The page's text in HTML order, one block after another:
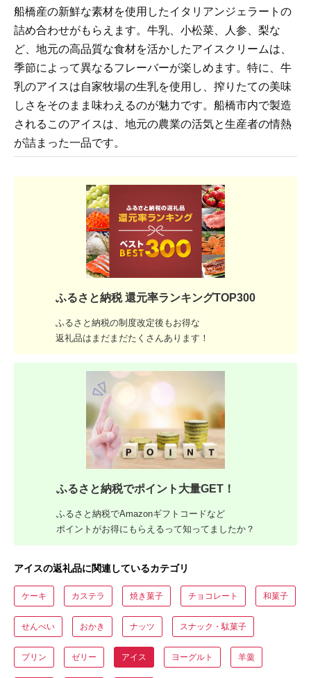
船橋産の新鮮な素材を使用したイタリアンジェラートの
詰め合わせがもらえます。牛乳、小松菜、人参、梨な
ど、地元の高品質な食材を活かしたアイスクリームは、
季節によって異なるフレーバーが楽しめます。特に、牛
乳のアイスは自家牧場の生乳を使用し、搾りたての美味
しさをそのまま味わえるのが魅力です。船橋市内で製造
されるこのアイスは、地元の農業の活気と生産者の情熱
が詰まった一品です。
ふるさと納税 還元率ランキングTOP300
ふるさと納税の制度改定後もお得な
返礼品はまだまだたくさんあります！
ふるさと納税でポイント大量GET！
ふるさと納税でAmazonギフトコードなど
ポイントがお得にもらえるって知ってましたか？
アイスの返礼品に関連しているカテゴリ
ケーキ カステラ 焼き菓子 チョコレート 和菓子
せんべい おかき ナッツ スナック・駄菓子
プリン ゼリー アイス ヨーグルト 羊羹